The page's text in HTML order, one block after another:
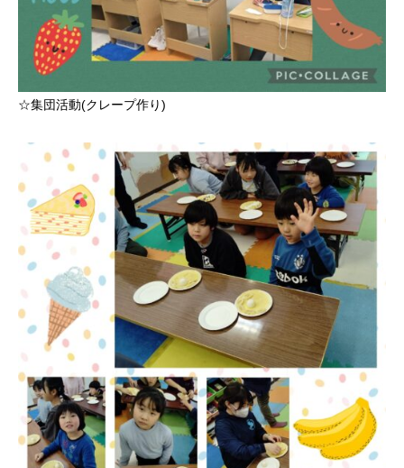
☆集団活動(クレープ作り)